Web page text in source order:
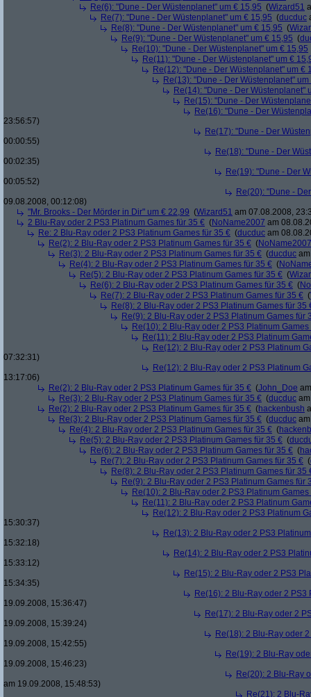
Re(6): "Dune - Der Wüstenplanet" um € 15,95 (Wizard51
Re(7): "Dune - Der Wüstenplanet" um € 15,95 (ducduc
Re(8): "Dune - Der Wüstenplanet" um € 15,95 (
Re(9): "Dune - Der Wüstenplanet" um € 15,95 (
Re(10): "Dune - Der Wüstenplanet" um € 15,95
Re(11): "Dune - Der Wüstenplanet" um €
Re(12): "Dune - Der Wüstenplanet" um €
Re(13): "Dune - Der Wüstenplanet"
Re(14): "Dune - Der Wüstenplanet"
Re(15): "Dune - Der
Re(16): "Dune - Der
23:56:57)
Re(17): "Dune - Der
00:00:55)
Re(18): "Dune - Der
00:02:35)
Re(19): "Dune - Der
00:05:52)
Re(20): "Dune -
09.08.2008, 00:12:08)
"Mr. Brooks - Der Mörder in Dir" um € 22,99 (Wizard51 am 07.08.2008,
2 Blu-Ray oder 2 PS3 Platinum Games für 35 € (NoName2007 am
Re: 2 Blu-Ray oder 2 PS3 Platinum Games für 35 € (ducduc am
Re(2): 2 Blu-Ray oder 2 PS3 Platinum Games für 35 € (NoName2007
Re(3): 2 Blu-Ray oder 2 PS3 Platinum Games für 35 € (ducduc
Re(4): 2 Blu-Ray oder 2 PS3 Platinum Games für 35 € (
Re(5): 2 Blu-Ray oder 2 PS3 Platinum Games für 35 € (
Re(6): 2 Blu-Ray oder 2 PS3 Platinum Games für 35 € (
Re(7): 2 Blu-Ray oder 2 PS3 Platinum Games für 35 € (
Re(8): 2 Blu-Ray oder 2 PS3 Platinum Games für 35
Re(9): 2 Blu-Ray oder 2 PS3 Platinum Games für
Re(10): 2 Blu-Ray oder 2 PS3 Platinum Games
Re(11): 2 Blu-Ray oder 2 PS3 Platinum
Re(12): 2 Blu-Ray oder 2 PS3 Platinum
07:32:31)
Re(12): 2 Blu-Ray oder 2 PS3 Platinum
13:17:06)
Re(2): 2 Blu-Ray oder 2 PS3 Platinum Games für 35 € (John_Doe
Re(3): 2 Blu-Ray oder 2 PS3 Platinum Games für 35 € (ducduc
Re(2): 2 Blu-Ray oder 2 PS3 Platinum Games für 35 € (hackenbush
Re(3): 2 Blu-Ray oder 2 PS3 Platinum Games für 35 € (ducduc
Re(4): 2 Blu-Ray oder 2 PS3 Platinum Games für 35 € (
Re(5): 2 Blu-Ray oder 2 PS3 Platinum Games für 35 € (
Re(6): 2 Blu-Ray oder 2 PS3 Platinum Games für 35 € (
Re(7): 2 Blu-Ray oder 2 PS3 Platinum Games für 35 € (
Re(8): 2 Blu-Ray oder 2 PS3 Platinum Games für 35
Re(9): 2 Blu-Ray oder 2 PS3 Platinum Games für
Re(10): 2 Blu-Ray oder 2 PS3 Platinum Games
Re(11): 2 Blu-Ray oder 2 PS3 Platinum
Re(12): 2 Blu-Ray oder 2 PS3 Platinum
15:30:37)
Re(13): 2 Blu-Ray oder 2 PS3
15:32:18)
Re(14): 2 Blu-Ray oder 2 PS3
15:33:12)
Re(15): 2 Blu-Ray oder 2 PS3
15:34:35)
Re(16): 2 Blu-Ray oder 2 PS3
19.09.2008, 15:36:47)
Re(17): 2 Blu-Ray oder 2
19.09.2008, 15:39:24)
Re(18): 2 Blu-Ray oder
19.09.2008, 15:42:55)
Re(19): 2 Blu-Ray
19.09.2008, 15:46:23)
Re(20): 2 Blu-Ray
am 19.09.2008, 15:48:53)
Re(21): 2 Blu-